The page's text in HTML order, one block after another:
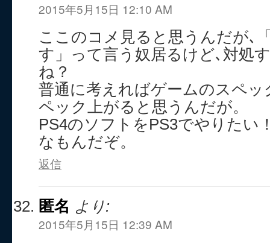
2015年5月15日 12:10 AM
ここのコメ見ると思うんだが､
す」って言う奴居るけど､対処
ね？
普通に考えればゲームのスペ
ペック上がると思うんだが。
PS4のソフトをPS3でやりたい
なもんだぞ。
返信
匿名 より:
2015年5月15日 12:39 AM